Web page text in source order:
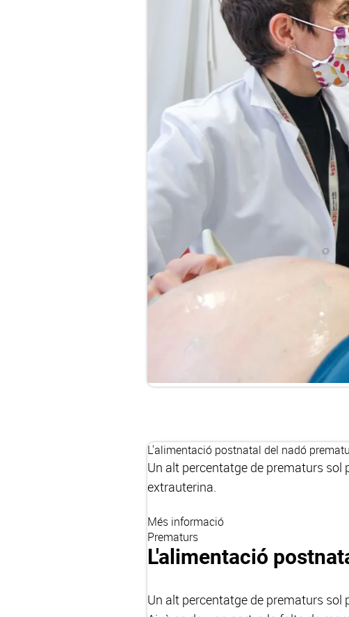
L'alimentació postnatal del nadó
Un alt percentatge de prematurs
extrauterina.
Més informació
Prematurs
L'alimentació
Un alt percentatge de prematurs